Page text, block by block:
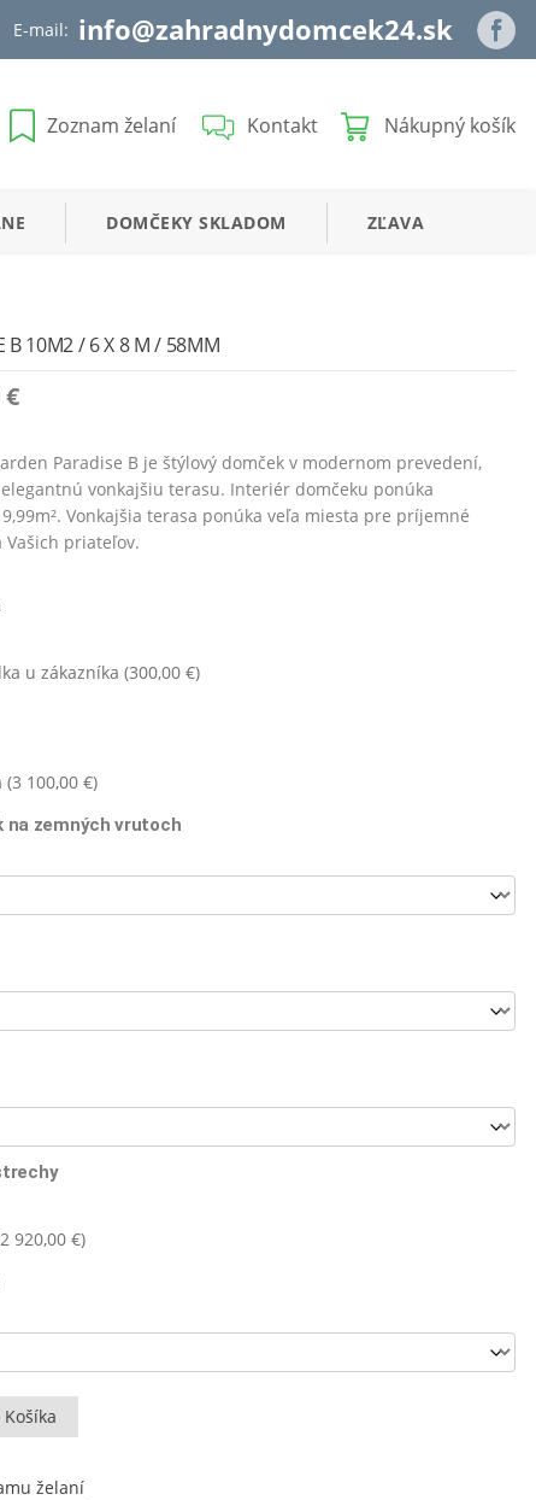
E-mail: info@zahradnydomcek24.sk
Zoznam želaní Kontakt Nákupný košík
DOMČEKYSKLADOM ZĽAVA
B 10M2 / 6 X 8 M / 58MM
€
Paradise B je štýlový domček v modernom prevedení,
vonkajšiu terasu. Interiér domčeku ponúka
Vonkajšia terasa ponúka veľa miesta pre príjemné
Vašich priateľov.
u zákazníka (300,00€)
(3 100,00€)
na zemných vrutoch
2 920,00€)
želaní